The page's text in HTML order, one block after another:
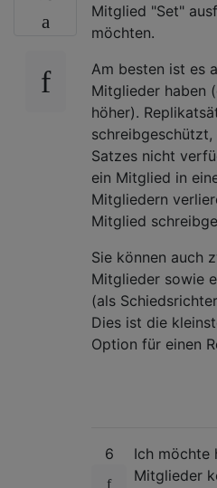
Mitglied "Set"
möchten.
Am besten ist es
Mitglieder haben
höher).
Satzes nicht
ein Mitglied in
Mitgliedern
Mitglied
Sie können auch
Mitglieder sowie
(als
Dies ist die
Option für einen
6
Ich möchte
Mitglieder